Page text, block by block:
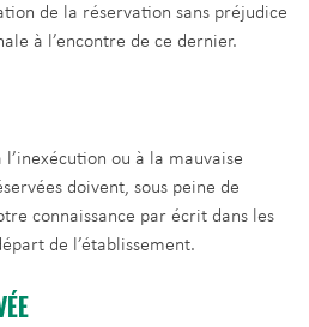
de la réservation sans préjudice
à l’encontre de ce dernier.
ou à la mauvaise
doivent, sous peine de
connaissance par écrit dans les
de l’établissement.